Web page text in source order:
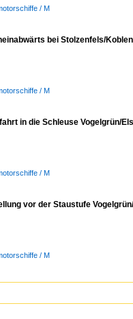
/ M
bei Stolzenfels/
/ M
in die Schleuse Vogelgrün/
/ M
vor der Staustufe
/ M